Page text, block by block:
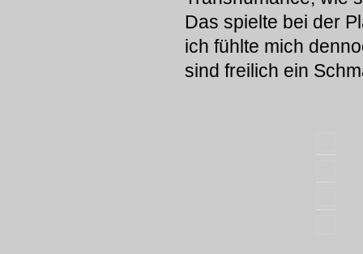
Das spielte bei der
ich fühlte mich
sind freilich ein